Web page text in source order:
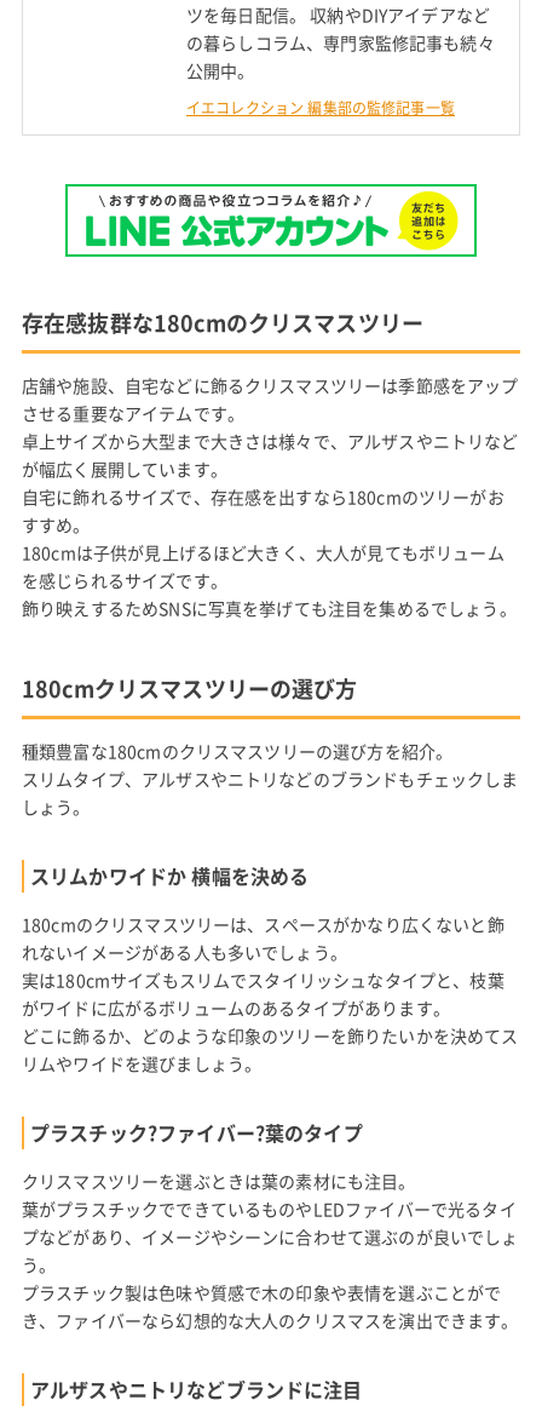
ツを毎日配信。 収納やDIYアイデアなど
の暮らしコラム、専門家監修記事も続々
公開中。
イエコレクション 編集部の監修記事一覧
存在感抜群な180cmのクリスマスツリー
店舗や施設、自宅などに飾るクリスマスツリーは季節感をアップ
させる重要なアイテムです。
卓上サイズから大型まで大きさは様々で、アルザスやニトリなど
が幅広く展開しています。
自宅に飾れるサイズで、存在感を出すなら180cmのツリーがお
すすめ。
180cmは子供が見上げるほど大きく、大人が見てもボリューム
を感じられるサイズです。
飾り映えするためSNSに写真を挙げても注目を集めるでしょう。
180cmクリスマスツリーの選び方
種類豊富な180cmのクリスマスツリーの選び方を紹介。
スリムタイプ、アルザスやニトリなどのブランドもチェックしま
しょう。
スリムかワイドか 横幅を決める
180cmのクリスマスツリーは、スペースがかなり広くないと飾
れないイメージがある人も多いでしょう。
実は180cmサイズもスリムでスタイリッシュなタイプと、枝葉
がワイドに広がるボリュームのあるタイプがあります。
どこに飾るか、どのような印象のツリーを飾りたいかを決めてス
リムやワイドを選びましょう。
プラスチック?ファイバー?葉のタイプ
クリスマスツリーを選ぶときは葉の素材にも注目。
葉がプラスチックでできているものやLEDファイバーで光るタイ
プなどがあり、イメージやシーンに合わせて選ぶのが良いでしょ
う。
プラスチック製は色味や質感で木の印象や表情を選ぶことがで
き、ファイバーなら幻想的な大人のクリスマスを演出できます。
アルザスやニトリなどブランドに注目